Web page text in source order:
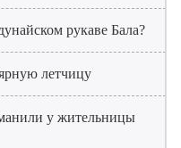
рукаве Бала?
летчицу
у жительницы